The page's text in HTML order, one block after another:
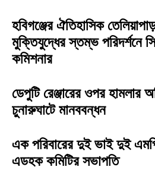
হবিগঞ্জের ঐতিহাসিক
মুক্তিযুদ্ধের স্তম্ভ পরিদর্শনে
কমিশনার
ডেপুটি রেঞ্জারের ওপর হামলার
চুনারুঘাটে মানববন্ধন
এক পরিবারের দুই ভাই দুই
এডহক কমিটির সভাপতি